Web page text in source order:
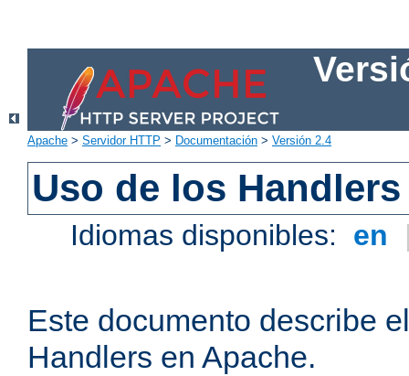
Apache > Servidor HTTP > Documentación > Versión 2.4
Uso de los
Idiomas disponibles: en
Este documento describe
Handlers en Apache.